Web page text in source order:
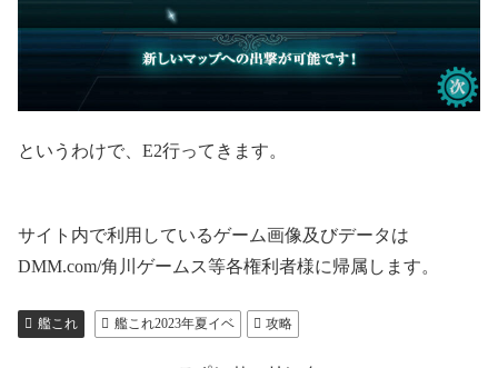
というわけで、E2行ってきます。
サイト内で利用しているゲーム画像及びデータは
DMM.com/角川ゲームス等各権利者様に帰属します。
艦これ 艦これ2023年夏イベ 攻略